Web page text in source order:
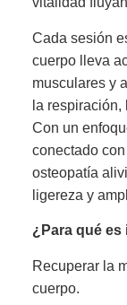
Cada sesión
cuerpo lleva
musculares y
la
Con un
conectado
osteopatía
ligereza y
¿Para qué es
Recuperar la
cuerpo.